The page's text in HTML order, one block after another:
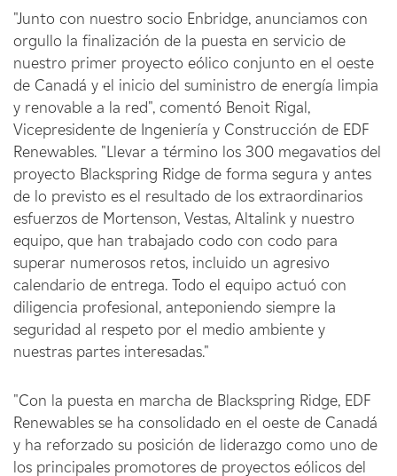
"Junto con nuestro socio Enbridge, anunciamos con
orgullo la finalización de la puesta en servicio de
nuestro primer proyecto eólico conjunto en el oeste
de Canadá y el inicio del suministro de energía limpia
y renovable a la red", comentó Benoit Rigal,
Vicepresidente de Ingeniería y Construcción de EDF
Renewables. "Llevar a término los 300 megavatios del
proyecto Blackspring Ridge de forma segura y antes
de lo previsto es el resultado de los extraordinarios
esfuerzos de Mortenson, Vestas, Altalink y nuestro
equipo, que han trabajado codo con codo para
superar numerosos retos, incluido un agresivo
calendario de entrega. Todo el equipo actuó con
diligencia profesional, anteponiendo siempre la
seguridad al respeto por el medio ambiente y
nuestras partes interesadas."
"Con la puesta en marcha de Blackspring Ridge, EDF
Renewables se ha consolidado en el oeste de Canadá
y ha reforzado su posición de liderazgo como uno de
los principales promotores de proyectos eólicos del